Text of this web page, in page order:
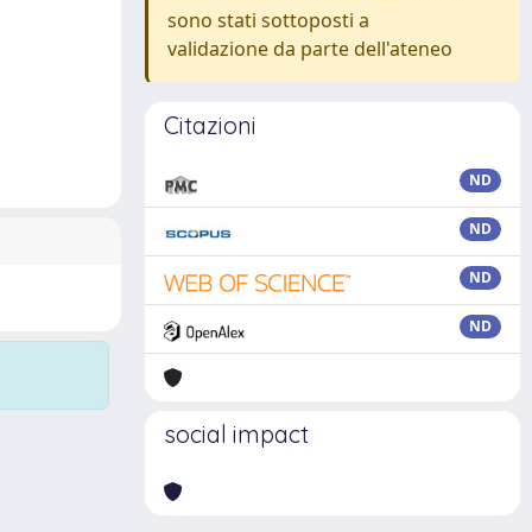
sono stati sottoposti a
validazione da parte dell'ateneo
Citazioni
ND
ND
ND
ND
social impact